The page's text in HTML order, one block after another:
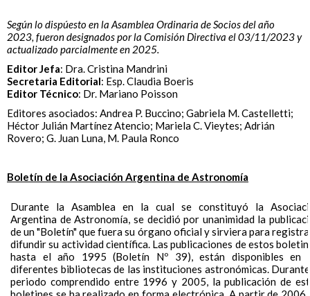
Según lo dispúesto en la Asamblea Ordinaria de Socios del año
2023, fueron designados por la Comisión Directiva el 03/11/2023 y
actualizado parcialmente en 2025.
Editor Jefa: Dra. Cristina Mandrini
Secretaria Editorial: Esp. Claudia Boeris
Editor Técnico: Dr. Mariano Poisson
Editores asociados: Andrea P. Buccino; Gabriela M. Castelletti;
Héctor Julián Martínez Atencio; Mariela C. Vieytes; Adrián
Rovero; G. Juan Luna, M. Paula Ronco
Boletín de la Asociación Argentina de Astronomía
Durante la Asamblea en la cual se constituyó la
Argentina de Astronomía, se decidió por unanimidad la
de un "Boletín" que fuera su órgano oficial y sirviera para
difundir su actividad científica. Las publicaciones de estos
hasta el año 1995 (Boletín Nº 39), están disponibles en
diferentes bibliotecas de las instituciones astronómicas.
periodo comprendido entre 1996 y 2005, la publicación de